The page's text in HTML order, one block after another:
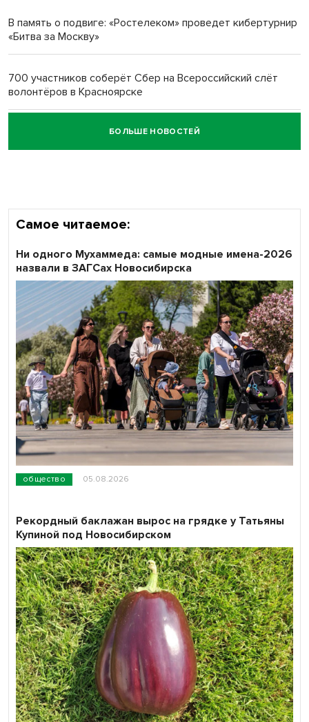
В память о подвиге: «Ростелеком» проведет кибертурнир
«Битва за Москву»
700 участников соберёт Сбер на Всероссийский слёт
волонтёров в Красноярске
Честный выбор: видеонаблюдение обеспечит
объективность результатов ЕДГ в Новосибирской
БОЛЬШЕ НОВОСТЕЙ
Самое читаемое:
общество 05.08.2026
Ни одного Мухаммеда: самые модные имена-2026
назвали в ЗАГСах Новосибирска
Рекордный баклажан вырос на грядке у Татьяны
Купиной под Новосибирском